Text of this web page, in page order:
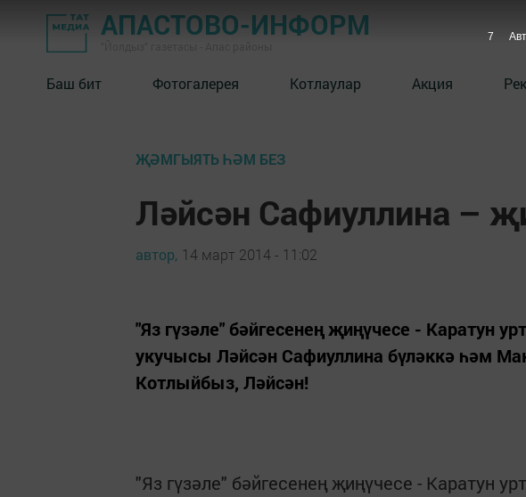
АПАСТОВО-ИНФОРМ
Баш бит Фотогалерея Котлаулар Акция
ҖӘМГЫЯТЬ ҺӘМ БЕЗ
Ләйсән Сафиуллина –
автор, 14 март 2014 - 11:02
"Яз гүзәле" бәйгесенең җиңүчесе - Каратун
укучысы Ләйсән Сафиуллина бүләккә һәм
Котлыйбыз, Ләйсән!
"Яз гүзәле" бәйгесенең җиңүчесе - Каратун
6